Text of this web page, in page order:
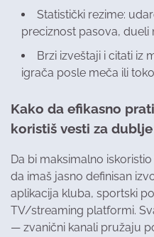
Statistički rezime:
preciznost pasova, dueli
Brzi izveštaji i citati iz
igrača posle meča ili
Kako da efikasno
koristiš vesti za
Da bi maksimalno
da imaš jasno definisan
aplikacija kluba, sportski
TV/streaming platformi.
— zvanični kanali pružaju